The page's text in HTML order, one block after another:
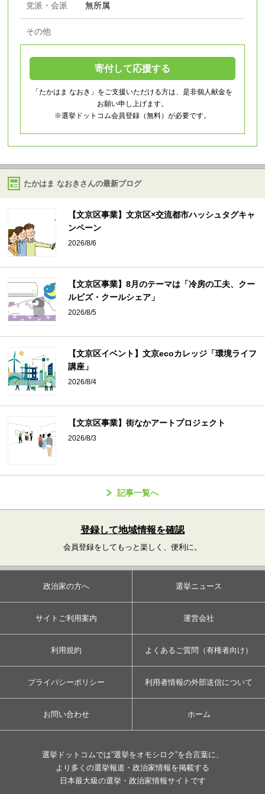
党派・会派 無所属
その他
寄付して応援する
「たかはま なおき」をご支援いただける方は、是非個人献金を
お願い申し上げます。
※選挙ドットコム会員登録（無料）が必要です。
たかはま なおきさんの最新ブログ
【文京区事業】文京区×交流都市ハッシュタグキャ
ンペーン
2026/8/6
【文京区事業】8月のテーマは「冷房の工夫、クー
ルビズ・クールシェア」
2026/8/5
【文京区イベント】文京ecoカレッジ「環境ライフ
講座」
2026/8/4
【文京区事業】街なかアートプロジェクト
2026/8/3
記事一覧へ
登録して地域情報を確認
会員登録をしてもっと楽しく、便利に。
政治家の方へ 選挙ニュース
サイトご利用案内 運営会社
利用規約 よくあるご質問（有権者向け）
プライバシーポリシー 利用者情報の外部送信について
お問い合わせ ホーム
選挙ドットコムでは”選挙をオモシロク”を合言葉に、
より多くの選挙報道・政治家情報を掲載する
日本最大級の選挙・政治家情報サイトです